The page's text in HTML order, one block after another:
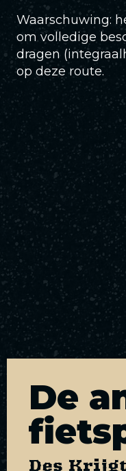
Waarschuwing:
om volledige
dragen
op deze route.
De
Des